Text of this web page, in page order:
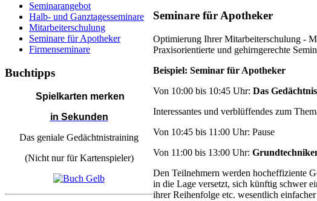
Seminare für Apotheker
Optimierung Ihrer Mitarbeiterschulung -
Praxisorientierte und gehirngerechte
Beispiel: Seminar für Apotheker
Von 10:00 bis 10:45 Uhr: Das
Interessantes und verblüffendes zum
Von 10:45 bis 11:00 Uhr: Pause
Von 11:00 bis 13:00 Uhr:
Den Teilnehmern werden hocheffiziente
in die Lage versetzt, sich künftig schwer
ihrer Reihenfolge etc. wesentlich
Seminarangebot
Halb- und Ganztagesseminare
Mitarbeiterschulung
Seminare für Apotheker
Firmenseminare
Buchtipps
Spielkarten merken
in Sekunden
Das geniale Gedächtnistraining
(Nicht nur für Kartenspieler)